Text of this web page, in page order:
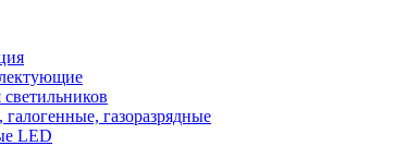
газоразрядные
LED